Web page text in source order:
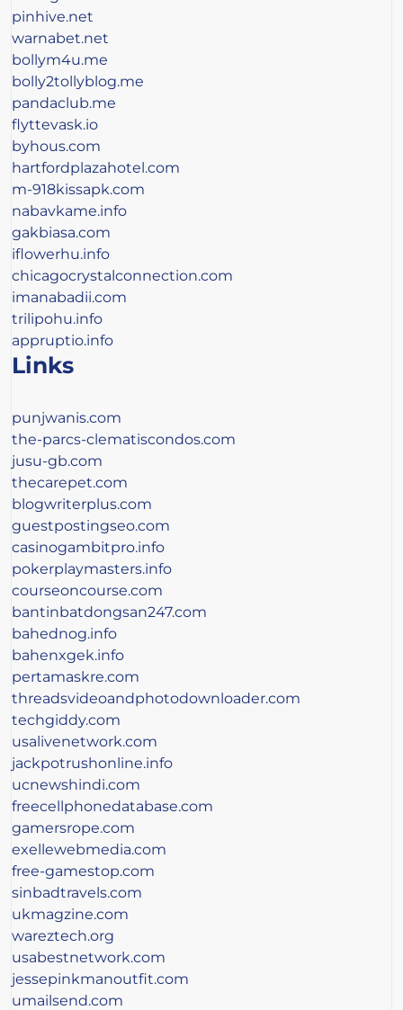
pinhive.net
warnabet.net
bollym4u.me
bolly2tollyblog.me
pandaclub.me
flyttevask.io
byhous.com
hartfordplazahotel.com
m-918kissapk.com
nabavkame.info
gakbiasa.com
iflowerhu.info
chicagocrystalconnection.com
imanabadii.com
trilipohu.info
appruptio.info
Links
punjwanis.com
the-parcs-clematiscondos.com
jusu-gb.com
thecarepet.com
blogwriterplus.com
guestpostingseo.com
casinogambitpro.info
pokerplaymasters.info
courseoncourse.com
bantinbatdongsan247.com
bahednog.info
bahenxgek.info
pertamaskre.com
threadsvideoandphotodownloader.com
techgiddy.com
usalivenetwork.com
jackpotrushonline.info
ucnewshindi.com
freecellphonedatabase.com
gamersrope.com
exellewebmedia.com
free-gamestop.com
sinbadtravels.com
ukmagzine.com
wareztech.org
usabestnetwork.com
jessepinkmanoutfit.com
umailsend.com